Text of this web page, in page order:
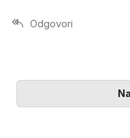
Odgovori